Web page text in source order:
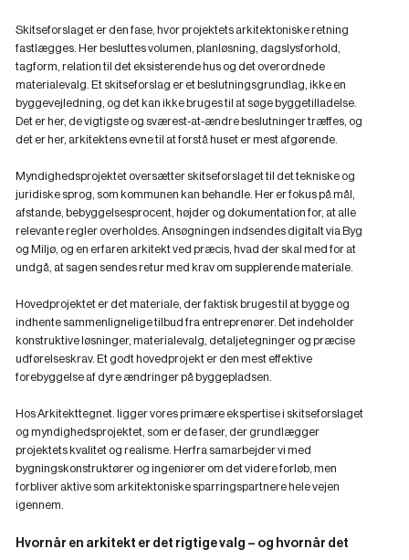
Skitseforslaget er den fase, hvor projektets arkitektoniske retning
fastlægges. Her besluttes volumen, planløsning, dagslysforhold,
tagform, relation til det eksisterende hus og det overordnede
materialevalg. Et skitseforslag er et beslutningsgrundlag, ikke en
byggevejledning, og det kan ikke bruges til at søge byggetilladelse.
Det er her, de vigtigste og sværest-at-ændre beslutninger træffes, og
det er her, arkitektens evne til at forstå huset er mest afgørende.
Myndighedsprojektet oversætter skitseforslaget til det tekniske og
juridiske sprog, som kommunen kan behandle. Her er fokus på mål,
afstande, bebyggelsesprocent, højder og dokumentation for, at alle
relevante regler overholdes. Ansøgningen indsendes digitalt via Byg
og Miljø, og en erfaren arkitekt ved præcis, hvad der skal med for at
undgå, at sagen sendes retur med krav om supplerende materiale.
Hovedprojektet er det materiale, der faktisk bruges til at bygge og
indhente sammenlignelige tilbud fra entreprenører. Det indeholder
konstruktive løsninger, materialevalg, detaljetegninger og præcise
udførelseskrav. Et godt hovedprojekt er den mest effektive
forebyggelse af dyre ændringer på byggepladsen.
Hos Arkitekttegnet. ligger vores primære ekspertise i skitseforslaget
og myndighedsprojektet, som er de faser, der grundlægger
projektets kvalitet og realisme. Herfra samarbejder vi med
bygningskonstruktører og ingeniører om det videre forløb, men
forbliver aktive som arkitektoniske sparringspartnere hele vejen
igennem.
Hvornår en arkitekt er det rigtige valg – og hvornår det